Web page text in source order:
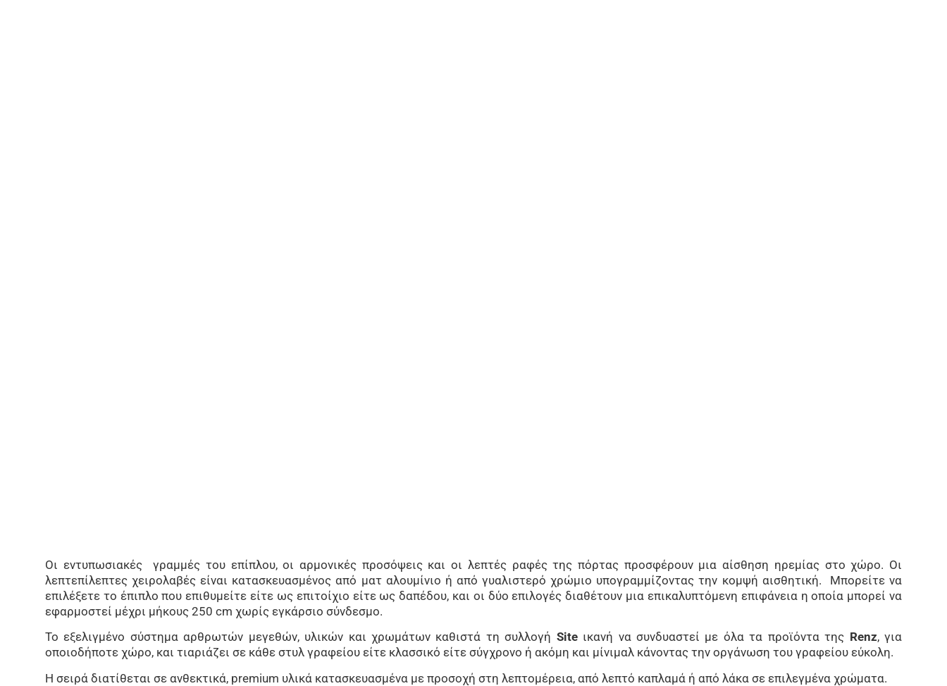
Οι εντυπωσιακές γραμμές του επίπλου, οι αρμονικές προσόψεις και οι λεπτές ραφές της πόρτας προσφέρουν μια αίσθηση ηρεμίας στο χώρο. Οι
λεπτεπίλεπτες χειρολαβές είναι κατασκευασμένος από ματ αλουμίνιο ή από γυαλιστερό χρώμιο υπογραμμίζοντας την κομψή αισθητική. Μπορείτε να
επιλέξετε το έπιπλο που επιθυμείτε είτε ως επιτοίχιο είτε ως δαπέδου, και οι δύο επιλογές διαθέτουν μια επικαλυπτόμενη επιφάνεια η οποία μπορεί να
εφαρμοστεί μέχρι μήκους 250 cm χωρίς εγκάρσιο σύνδεσμο.
Το εξελιγμένο σύστημα αρθρωτών μεγεθών, υλικών και χρωμάτων καθιστά τη συλλογή Siteικανή να συνδυαστεί με όλα τα προϊόντα της Renz, για
οποιοδήποτε χώρο, και τιαριάζει σε κάθε στυλ γραφείου είτε κλασσικό είτε σύγχρονο ή ακόμη και μίνιμαλ κάνοντας την οργάνωση του γραφείου εύκολη.
Η σειρά διατίθεται σε ανθεκτικά, premium υλικά κατασκευασμένα με προσοχή στη λεπτομέρεια, από λεπτό καπλαμά ή από λάκα σε επιλεγμένα χρώματα.